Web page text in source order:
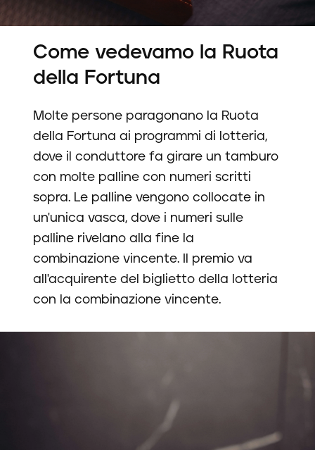
Come vedevamo la Ruota
della Fortuna
Molte persone paragonano la Ruota
della Fortuna ai programmi di lotteria,
dove il conduttore fa girare un tamburo
con molte palline con numeri scritti
sopra. Le palline vengono collocate in
un'unica vasca, dove i numeri sulle
palline rivelano alla fine la
combinazione vincente. Il premio va
all'acquirente del biglietto della lotteria
con la combinazione vincente.